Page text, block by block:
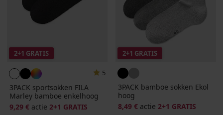
2+1 GRATIS
5
3PACK sportsokken FILA
Marley bamboe enkelhoog
9,29 € actie 2+1 GRATIS
2+1 GRATIS
3PACK bamboe sokken Ekol
hoog
8,49 € actie 2+1 GRATIS